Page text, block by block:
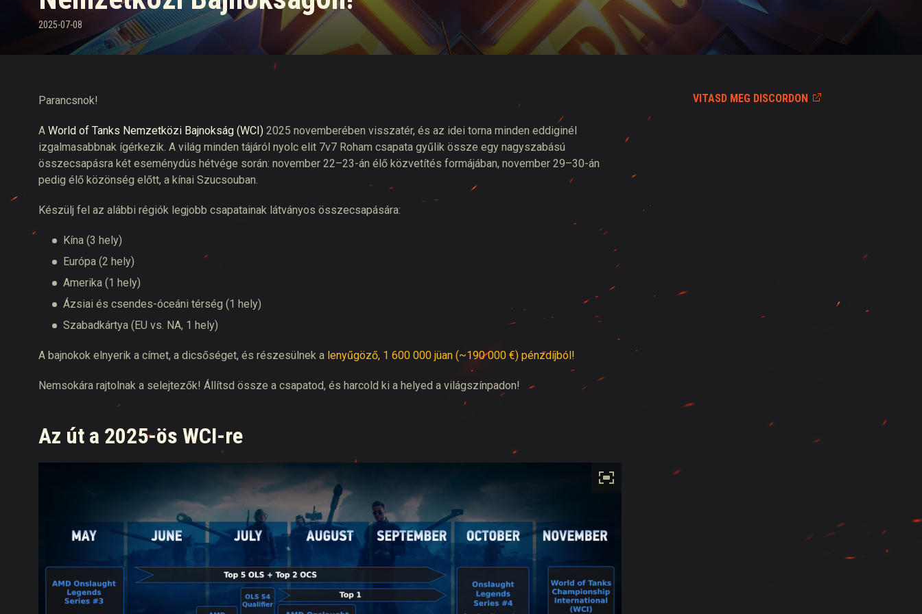
Twitch Drops útmutató
2025-07-08
VITASD MEG DISCORDON
Parancsnok!
A World of Tanks Nemzetközi Bajnokság (WCI) 2025 novemberében visszatér, és az idei torna minden eddiginél
izgalmasabbnak ígérkezik. A világ minden tájáról nyolc elit 7v7 Roham csapata gyűlik össze egy nagyszabású
összecsapásra két eseménydús hétvége során: november 22–23-án élő közvetítés formájában, november 29–30-án
pedig élő közönség előtt, a kínai Szucsouban.
Készülj fel az alábbi régiók legjobb csapatainak látványos összecsapására:
Kína (3 hely)
Európa (2 hely)
Amerika (1 hely)
Ázsiai és csendes-óceáni térség (1 hely)
Szabadkártya (EU vs. NA, 1 hely)
A bajnokok elnyerik a címet, a dicsőséget, és részesülnek a lenyűgöző, 1 600 000 jüan (~190 000 €) pénzdíjból!
Nemsokára rajtolnak a selejtezők! Állítsd össze a csapatod, és harcold ki a helyed a világszínpadon!
Az út a 2025-ös WCI-re